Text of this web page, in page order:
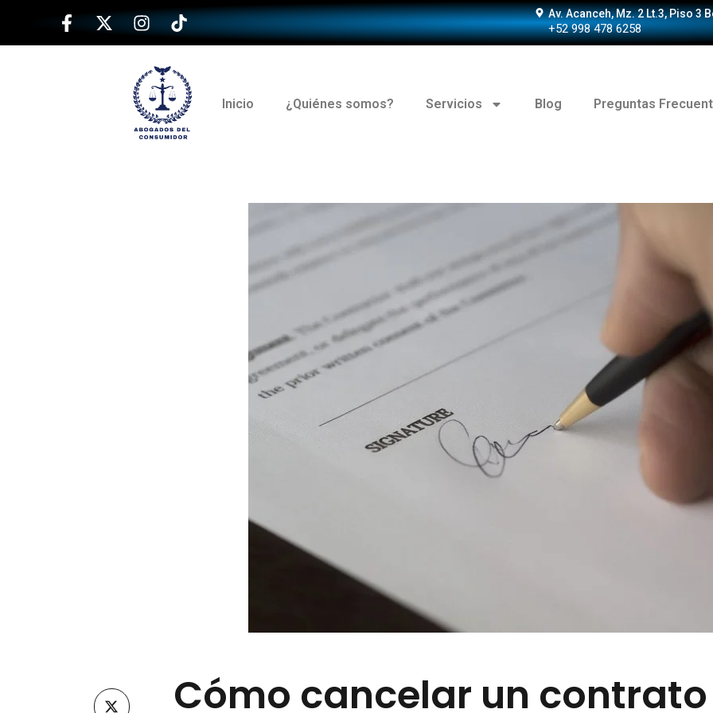
Av. Acanceh, Mz. 2 Lt.3, Piso 3
+52 998 478 6258
Inicio ¿Quiénes somos? Servicios Blog Preguntas
Cómo cancelar un